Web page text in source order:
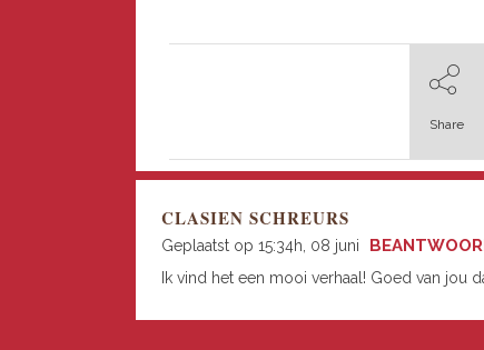
Share
CLASIEN SCHREURS
Geplaatst op 15:34h, 08 juni
Ik vind het een mooi verhaal! Goed van jou